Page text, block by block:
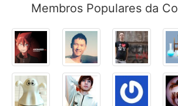
Membros Populares da